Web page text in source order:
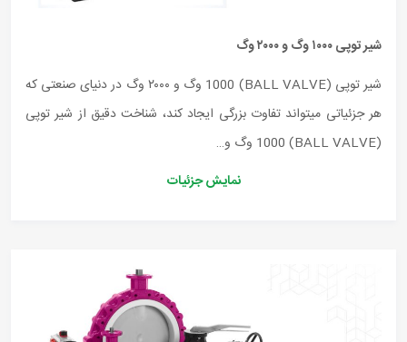
شیر توپی ۱۰۰۰ وگ و ۲۰۰۰ وگ
شیر توپی (BALL VALVE) 1000 وگ و ۲۰۰۰ وگ در دنیای صنعتی که
هر جزئیاتی میتواند تفاوت بزرگی ایجاد کند، شناخت دقیق از شیر توپی
(BALL VALVE) 1000 وگ و…
نمایش جزئیات